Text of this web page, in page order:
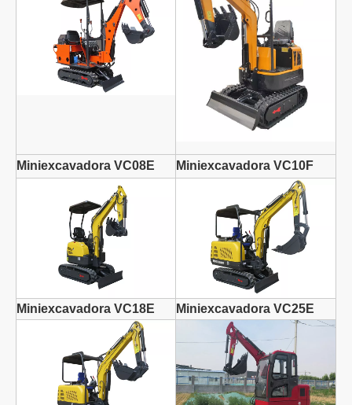
Miniexcavadora VC08E Miniexcavadora VC10F
Miniexcavadora VC18E Miniexcavadora VC25E